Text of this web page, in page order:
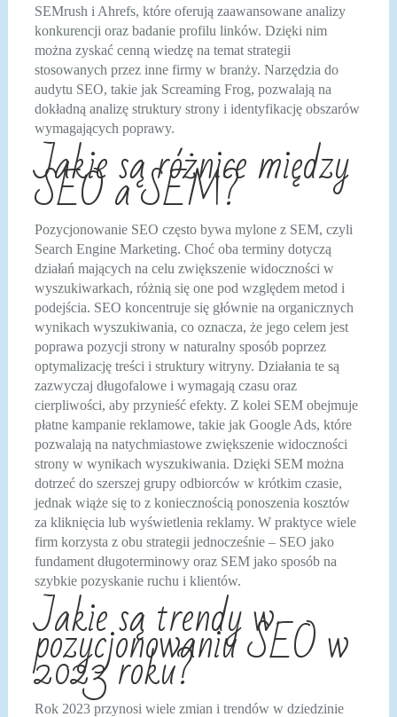
SEMrush i Ahrefs, które oferują zaawansowane analizy
konkurencji oraz badanie profilu linków. Dzięki nim
można zyskać cenną wiedzę na temat strategii
stosowanych przez inne firmy w branży. Narzędzia do
audytu SEO, takie jak Screaming Frog, pozwalają na
dokładną analizę struktury strony i identyfikację obszarów
wymagających poprawy.
Jakie są różnice między
SEO a SEM?
Pozycjonowanie SEO często bywa mylone z SEM, czyli
Search Engine Marketing. Choć oba terminy dotyczą
działań mających na celu zwiększenie widoczności w
wyszukiwarkach, różnią się one pod względem metod i
podejścia. SEO koncentruje się głównie na organicznych
wynikach wyszukiwania, co oznacza, że jego celem jest
poprawa pozycji strony w naturalny sposób poprzez
optymalizację treści i struktury witryny. Działania te są
zazwyczaj długofalowe i wymagają czasu oraz
cierpliwości, aby przynieść efekty. Z kolei SEM obejmuje
płatne kampanie reklamowe, takie jak Google Ads, które
pozwalają na natychmiastowe zwiększenie widoczności
strony w wynikach wyszukiwania. Dzięki SEM można
dotrzeć do szerszej grupy odbiorców w krótkim czasie,
jednak wiąże się to z koniecznością ponoszenia kosztów
za kliknięcia lub wyświetlenia reklamy. W praktyce wiele
firm korzysta z obu strategii jednocześnie – SEO jako
fundament długoterminowy oraz SEM jako sposób na
szybkie pozyskanie ruchu i klientów.
Jakie są trendy w
pozycjonowaniu SEO w
2023 roku?
Rok 2023 przynosi wiele zmian i trendów w dziedzinie